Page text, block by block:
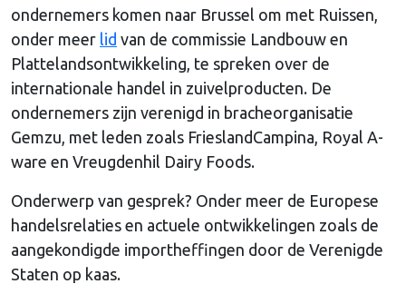
ondernemers komen naar Brussel om met Ruissen,
onder meer lid van de commissie Landbouw en
Plattelandsontwikkeling, te spreken over de
internationale handel in zuivelproducten. De
ondernemers zijn verenigd in bracheorganisatie
Gemzu, met leden zoals FrieslandCampina, Royal A-
ware en Vreugdenhil Dairy Foods.
Onderwerp van gesprek? Onder meer de Europese
handelsrelaties en actuele ontwikkelingen zoals de
aangekondigde importheffingen door de Verenigde
Staten op kaas.